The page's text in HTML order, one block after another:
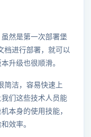
然是第一次部署堡
档进行部署，就可以
升级也很顺滑。
简洁，容易快速上
们这些技术人员能
本身的使用技能，
效率。